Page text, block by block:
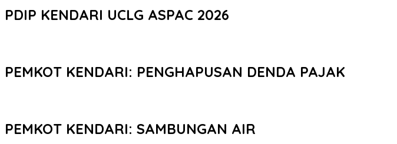
PDIP KENDARI UCLG ASPAC 2026
PEMKOT KENDARI: PENGHAPUSAN DENDA PAJAK
PEMKOT KENDARI: SAMBUNGAN AIR